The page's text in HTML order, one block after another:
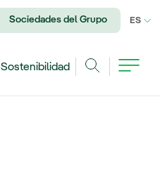
Sociedades del Grupo ES
Sostenibilidad